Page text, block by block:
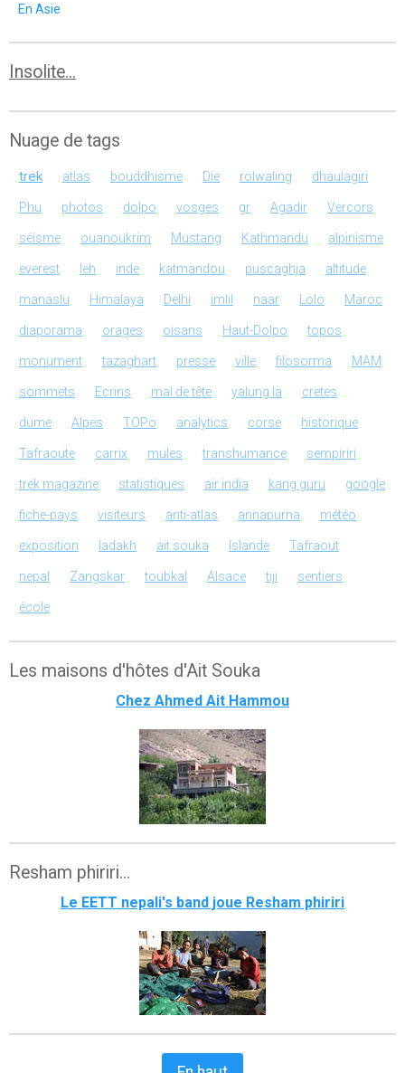
En Asie
Insolite...
Nuage de tags
trek atlas bouddhisme Die rolwaling dhaulagiri
Phu photos dolpo vosges gr Agadir Vercors
séisme ouanoukrim Mustang Kathmandu alpinisme
everest leh inde katmandou puscaghja altitude
manaslu Himalaya Delhi imlil naar Lolo Maroc
diaporama orages oisans Haut-Dolpo topos
monument tazaghart presse ville filosorma MAM
sommets Ecrins mal de tête yalung la cretes
dume Alpes TOPo analytics corse historique
Tafraoute carrix mules transhumance sempiriri
trek magazine statistiques air india kang guru google
fiche-pays visiteurs anti-atlas annapurna météo
exposition ladakh ait souka Islande Tafraout
nepal Zangskar toubkal Alsace tiji sentiers
école
Les maisons d'hôtes d'Ait Souka
Chez Ahmed Ait Hammou
Resham phiriri...
Le EETT nepali's band joue Resham phiriri